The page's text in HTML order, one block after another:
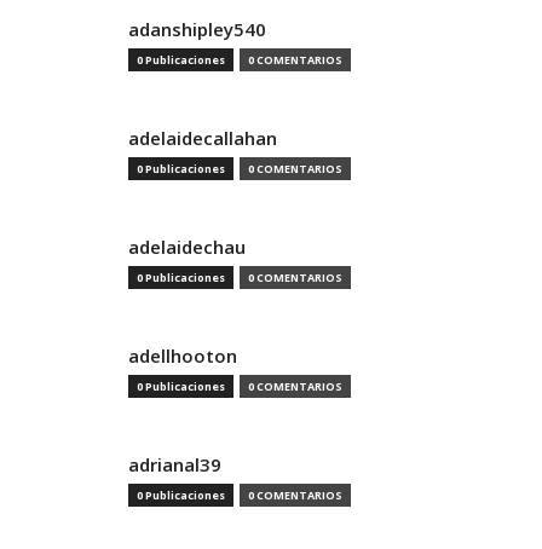
adanshipley540
0 Publicaciones 0 COMENTARIOS
adelaidecallahan
0 Publicaciones 0 COMENTARIOS
adelaidechau
0 Publicaciones 0 COMENTARIOS
adellhooton
0 Publicaciones 0 COMENTARIOS
adrianal39
0 Publicaciones 0 COMENTARIOS